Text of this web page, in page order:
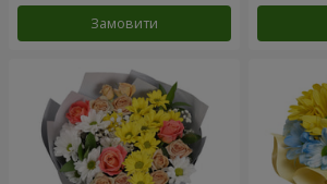
Замовити